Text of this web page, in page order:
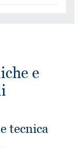
e
tecnica